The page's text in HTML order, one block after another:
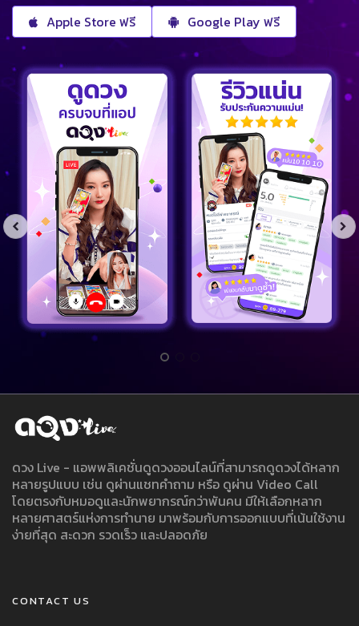
Apple Store ฟรี Google Play ฟรี
ดวง Live - แอพพลิเคชั่นดูดวงออนไลน์ที่สามารถดูดวงได้หลาก
หลายรูปแบบ เช่น ดูผ่านแชทคำถาม หรือ ดูผ่าน Video Call
โดยตรงกับหมอดูและนักพยากรณ์กว่าพันคน มีให้เลือกหลาก
หลายศาสตร์แห่งการทำนาย มาพร้อมกับการออกแบบที่เน้นใช้งาน
ง่ายที่สุด สะดวก รวดเร็ว และปลอดภัย
CONTACT US